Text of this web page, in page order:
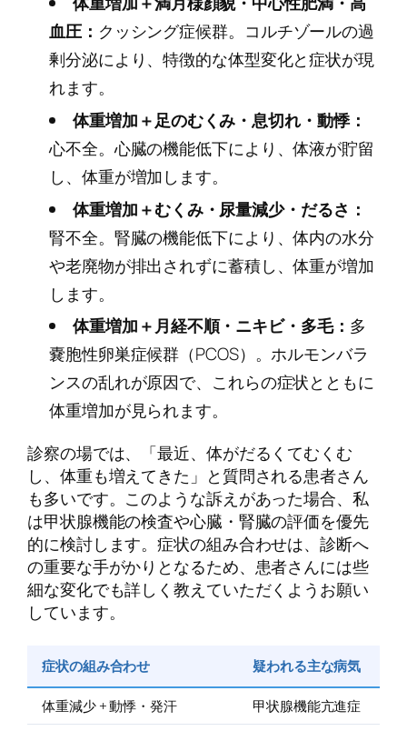
血圧： クッシング症候群。コルチゾールの過
剰分泌により、特徴的な体型変化と症状が現
れます。
体重増加＋足のむくみ・息切れ・動悸：
心不全。心臓の機能低下により、体液が貯留
し、体重が増加します。
体重増加＋むくみ・尿量減少・だるさ：
腎不全。腎臓の機能低下により、体内の水分
や老廃物が排出されずに蓄積し、体重が増加
します。
体重増加＋月経不順・ニキビ・多毛： 多
嚢胞性卵巣症候群（PCOS）。ホルモンバラ
ンスの乱れが原因で、これらの症状とともに
体重増加が見られます。
診察の場では、「最近、体がだるくてむくむ
し、体重も増えてきた」と質問される患者さん
も多いです。このような訴えがあった場合、私
は甲状腺機能の検査や心臓・腎臓の評価を優先
的に検討します。症状の組み合わせは、診断へ
の重要な手がかりとなるため、患者さんには些
細な変化でも詳しく教えていただくようお願い
しています。
症状の組み合わせ 疑われる主な病気
体重減少 + 動悸・発汗
甲状腺機能亢進症